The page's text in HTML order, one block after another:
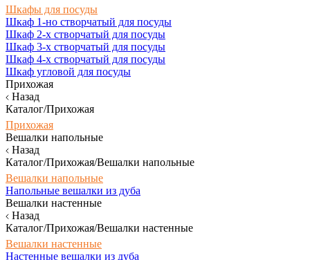
Шкафы для посуды
Шкаф 1-но створчатый для посуды
Шкаф 2-х створчатый для посуды
Шкаф 3-х створчатый для посуды
Шкаф 4-х створчатый для посуды
Шкаф угловой для посуды
Прихожая
Назад
Каталог/Прихожая
Прихожая
Вешалки напольные
Назад
Каталог/Прихожая/Вешалки напольные
Вешалки напольные
Напольные вешалки из дуба
Вешалки настенные
Назад
Каталог/Прихожая/Вешалки настенные
Вешалки настенные
Настенные вешалки из дуба